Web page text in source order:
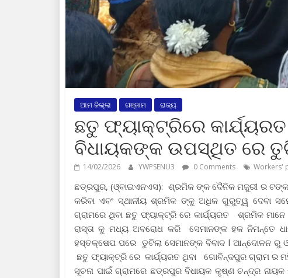
ଆମ ଜିଲ୍ଲା ଗଞ୍ଜାମ ରାଜ୍ୟ
ଛତୁ ଫ୍ୟାକ୍ଟ୍ରିରେ
ବିଧାୟକଙ୍କ ଉପସ୍ଥିତ ରେ
14/02/2026 YWPSENU3 0 Comments Workers'
ଛତ୍ରପୁର, (ଓ୍ବାଇଏନଏସ): ଶ୍ରମିକ ଙ୍କ ଦୈନିକ ମଜୁରୀ ର
କରିବା ଏବଂ ସ୍ଥାନୀୟ ଶ୍ରମିକ ଙ୍କୁ ଅଧିକ ଗୁରୁତ୍ୱ ଦେବା
ଗ୍ରାମରେ ଥିବା ଛତୁ ଫ୍ୟାକ୍ଟ୍ରି ରେ କାର୍ଯ୍ୟରତ ଶ୍ରମିକ
ରାସ୍ତା କୁ ମଧ୍ୟ ଅବରୋଧ କରି ସେମାନଙ୍କ ହକ ନିମନ୍ତେ
ହସ୍ତକ୍ଷେପ ପରେ ତୁଟିଲା ସେମାନଙ୍କ ବିବାଦ l ଆନ୍ଦୋଳନ ରୁ
ଛତୁ ଫ୍ୟାକ୍ଟ୍ରି ରେ କାର୍ଯ୍ୟରତ ଥିବା ଗୋବିନ୍ଦପୁର ଗ୍ରାମ ର
ସୂଚନା ପାଇଁ ଗ୍ରାମରେ ଛତ୍ରପୁର ବିଧାୟକ କୃଷ୍ଣ ଚନ୍ଦ୍ର